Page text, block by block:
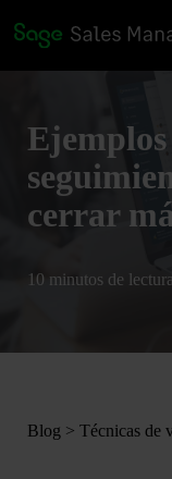
cerrar
10 minutos de lectura
Blog > Técnicas de